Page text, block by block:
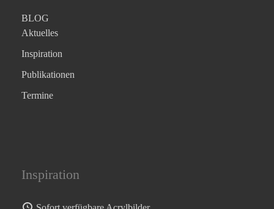
BLOG
Aktuelles
Inspiration
Publikationen
Termine
Inspiration